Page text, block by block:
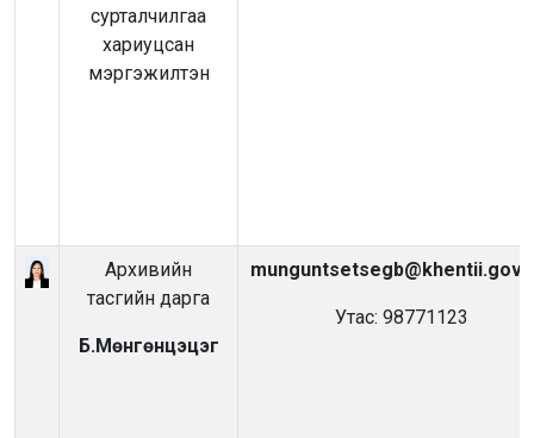
сурталчилгаа
хариуцсан
мэргэжилтэн
Архивийн
тасгийн дарга
Б.Мөнгөнцэцэг
Утас: 98771123